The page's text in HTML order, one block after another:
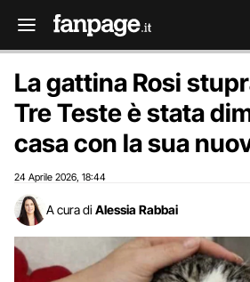
La gattina Rosi
Tre Teste è stata
casa con la sua
24 Aprile 2026 18:44
A cura di Alessia Rabbai